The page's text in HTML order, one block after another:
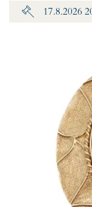
17.8.2026